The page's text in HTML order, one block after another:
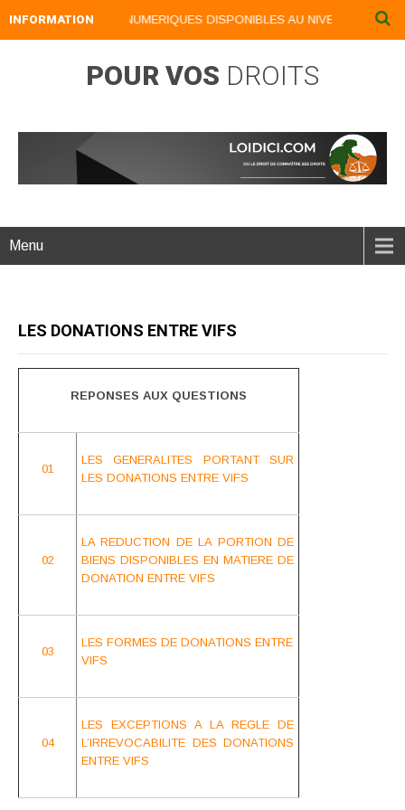
INFORMATION
NOS LIVRES NUMERIQUES DISPONIBLES AU NIVEAU DU
POUR VOS DROITS
Menu
LES DONATIONS ENTRE VIFS
REPONSES AUX QUESTIONS
01
LES GENERALITES PORTANT SUR
LES DONATIONS ENTRE VIFS
02
LA REDUCTION DE LA PORTION DE
BIENS DISPONIBLES EN MATIERE DE
DONATION ENTRE VIFS
03
LES FORMES DE DONATIONS ENTRE
VIFS
04
LES EXCEPTIONS A LA REGLE DE
L’IRREVOCABILITE DES DONATIONS
ENTRE VIFS